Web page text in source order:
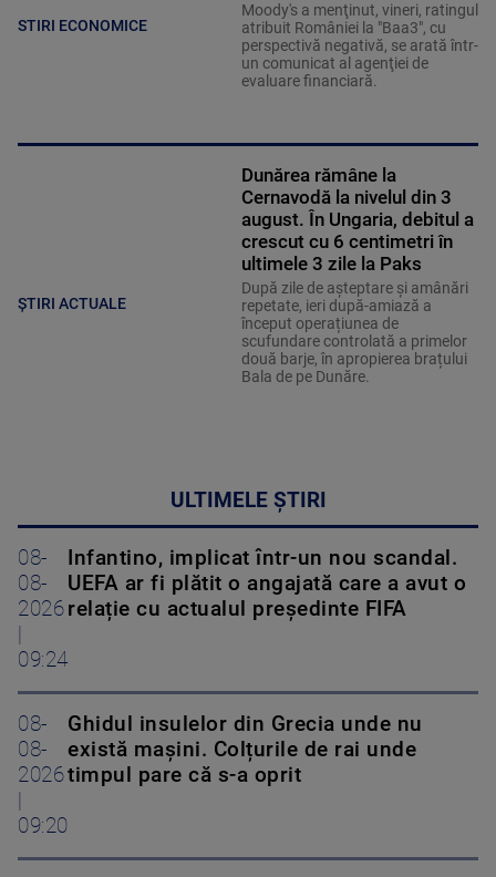
STIRI ECONOMICE
Moody's a menţinut, vineri, ratingul
atribuit României la "Baa3", cu
perspectivă negativă, se arată într-
un comunicat al agenţiei de
evaluare financiară.
ȘTIRI ACTUALE
Dunărea rămâne la
Cernavodă la nivelul din 3
august. În Ungaria, debitul a
crescut cu 6 centimetri în
ultimele 3 zile la Paks
După zile de așteptare și amânări
repetate, ieri după-amiază a
început operațiunea de
scufundare controlată a primelor
două barje, în apropierea brațului
Bala de pe Dunăre.
ULTIMELE ȘTIRI
08-
08-
2026
09:24
Infantino, implicat într-un nou scandal.
UEFA ar fi plătit o angajată care a avut o
relație cu actualul președinte FIFA
08-
08-
2026
09:20
Ghidul insulelor din Grecia unde nu
există mașini. Colțurile de rai unde
timpul pare că s-a oprit